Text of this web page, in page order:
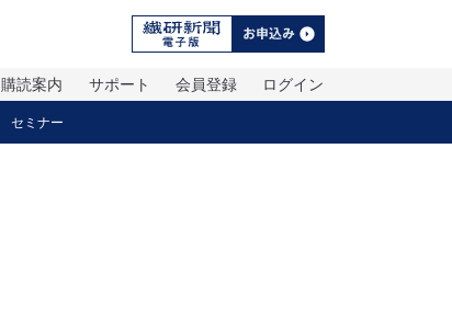
ログイン
会員登録
サポート
購読案内
セミナー